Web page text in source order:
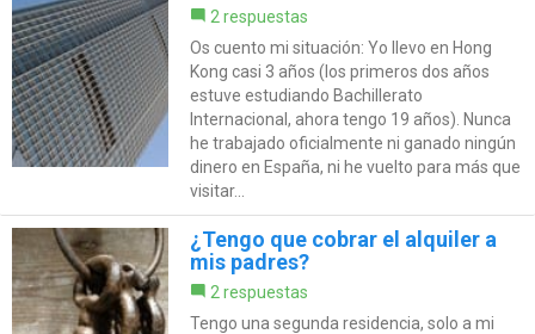
2 respuestas
Os cuento mi situación: Yo llevo en Hong
Kong casi 3 años (los primeros dos años
estuve estudiando Bachillerato
Internacional, ahora tengo 19 años). Nunca
he trabajado oficialmente ni ganado ningún
dinero en España, ni he vuelto para más que
visitar...
¿Tengo que cobrar el alquiler a
mis padres?
2 respuestas
Tengo una segunda residencia, solo a mi